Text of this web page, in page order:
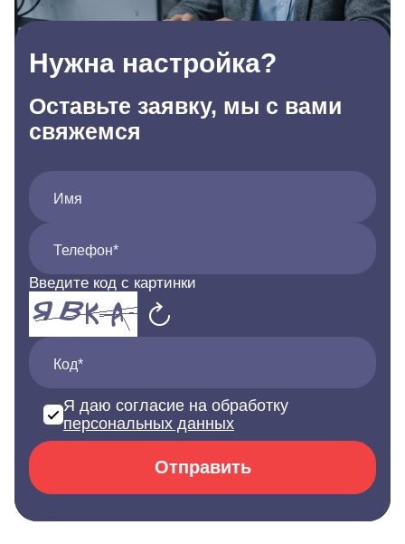
Нужна настройка?
Оставьте заявку, мы с вами
свяжемся
Имя
Телефон*
Введите код с картинки
Код*
Я даю согласие на обработку
персональных данных
Отправить